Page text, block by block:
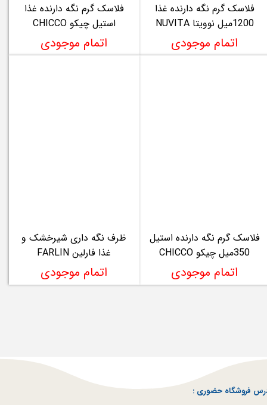
فلاسک گرم نگه دارنده غذا
1200میل نوویتا NUVITA
اتمام موجودی
فلاسک گرم نگه دارنده غذا
استیل چیکو CHICCO
اتمام موجودی
فلاسک گرم نگه دارنده استیل
350میل چیکو CHICCO
اتمام موجودی
ظرف نگه داری شیرخشک و
غذا فارلین FARLIN
اتمام موجودی
فروشگاه حضوری :